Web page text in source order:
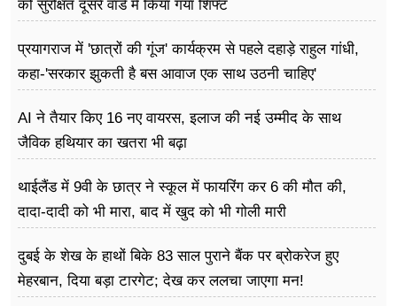
को सुरक्षित दूसरे वार्ड में किया गया शिफ्ट
प्रयागराज में 'छात्रों की गूंज' कार्यक्रम से पहले दहाड़े राहुल गांधी,
कहा-'सरकार झुकती है बस आवाज एक साथ उठनी चाहिए'
AI ने तैयार किए 16 नए वायरस, इलाज की नई उम्मीद के साथ
जैविक हथियार का खतरा भी बढ़ा
थाईलैंड में 9वी के छात्र ने स्कूल में फायरिंग कर 6 की मौत की,
दादा-दादी को भी मारा, बाद में खुद को भी गोली मारी
दुबई के शेख के हाथों बिके 83 साल पुराने बैंक पर ब्रोकरेज हुए
मेहरबान, दिया बड़ा टारगेट; देख कर ललचा जाएगा मन!